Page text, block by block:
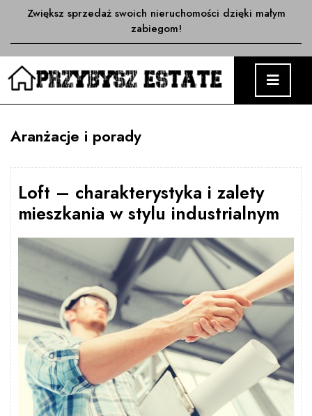
content
Zwiększ sprzedaż swoich nieruchomości dzięki małym
zabiegom!
Aranżacje i porady
Loft – charakterystyka i zalety
mieszkania w stylu industrialnym